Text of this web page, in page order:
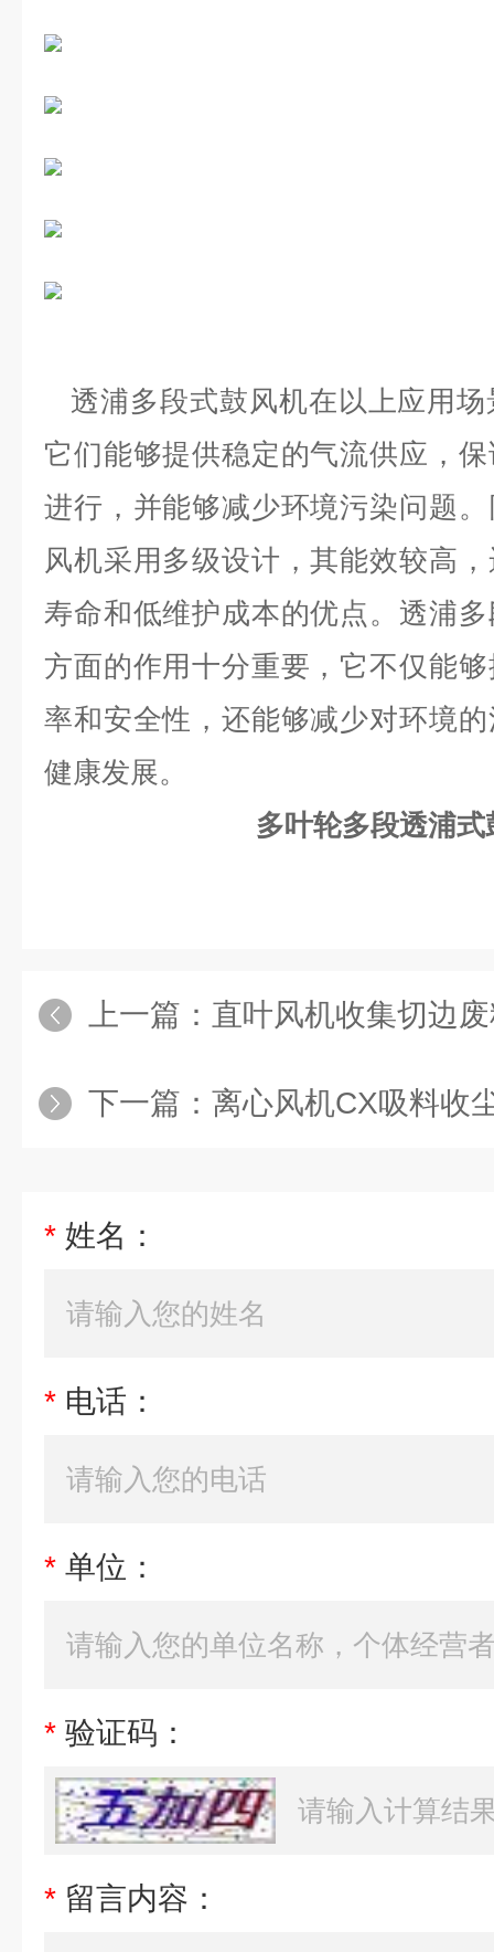
透浦多段式鼓风机在以上应用
它们能够提供稳定的气流供应，
进行，并能够减少环境污染问题
风机采用多级设计，其能效较高
寿命和低维护成本的优点。 透浦
方面的作用十分重要，它不仅能
率和安全性，还能够减少对环境
健康发展。
多叶轮多段透浦式
上一篇： 直叶风机收集切边
下一篇： 离心风机CX吸料收
* 姓名：
* 电话：
* 单位：
* 验证码：
* 留言内容：